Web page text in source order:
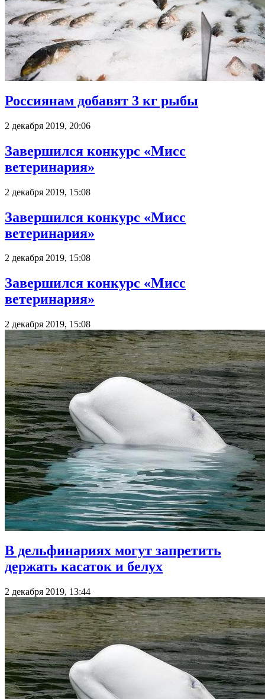
Россиянам добавят 3 кг рыбы
2 декабря 2019, 20:06
Завершился конкурс «Мисс
ветеринария»
2 декабря 2019, 15:08
Завершился конкурс «Мисс
ветеринария»
2 декабря 2019, 15:08
Завершился конкурс «Мисс
ветеринария»
2 декабря 2019, 15:08
В дельфинариях могут запретить
держать касаток и белух
2 декабря 2019, 13:44